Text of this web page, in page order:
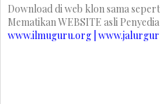
Download di web klon sama
Mematikan WEBSITE asli
www.ilmuguru.org |